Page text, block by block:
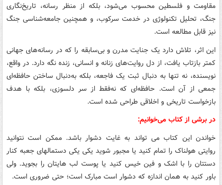
مقاومت و فلسطین محسوب می‌شود، بلکه از منظر رسانه، تاریخ‌نگاری
جنگ، تحلیل تکنولوژی در خدمت سرکوب، و همچنین جامعه‌شناسی جنگ
نیز قابل مطالعه است.
این اثر، تلاش دارد یک جنایت مدرن و بی‌سابقه را که در رسانه‌های جهانی
کمتر بازتاب یافت، از دل روایت‌های زنانه و انسانی، زنده نگه دارد. در واقع،
نویسنده، نه تنها به دنبال ثبت یک فاجعه، بلکه به‌دنبال ساختن حافظه‌ای
جمعی از آن است. حافظه‌ای که نه‌فقط از سر دلسوزی، بلکه با هدف
بازخواست تاریخی و اخلاقی طراحی شده است.
دربرشی ازکتاب می‌خوانیم:
خواندن این کتاب می تواند به غایت دشوار باشد. ممکن است نتوانید
روایتی هولناک را تمام کنید یا مجبور شوید یکی یکی دستمالهای جعبه کنار
دستتان را با اشک و فین خیس کنید یا پوست لب هایتان را بجوید. ولی
باور کنید به همان اندازه که دشوار است مبارک است؛ حتی ضروری است.